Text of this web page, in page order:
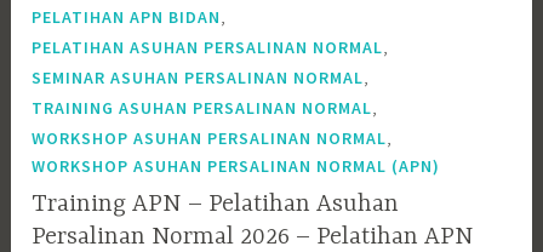
PELATIHAN APN BIDAN,
PELATIHAN ASUHAN PERSALINAN NORMAL,
SEMINAR ASUHAN PERSALINAN NORMAL,
TRAINING ASUHAN PERSALINAN NORMAL,
WORKSHOP ASUHAN PERSALINAN NORMAL,
WORKSHOP ASUHAN PERSALINAN NORMAL (APN)
Training APN – Pelatihan Asuhan
Persalinan Normal 2026 – Pelatihan APN